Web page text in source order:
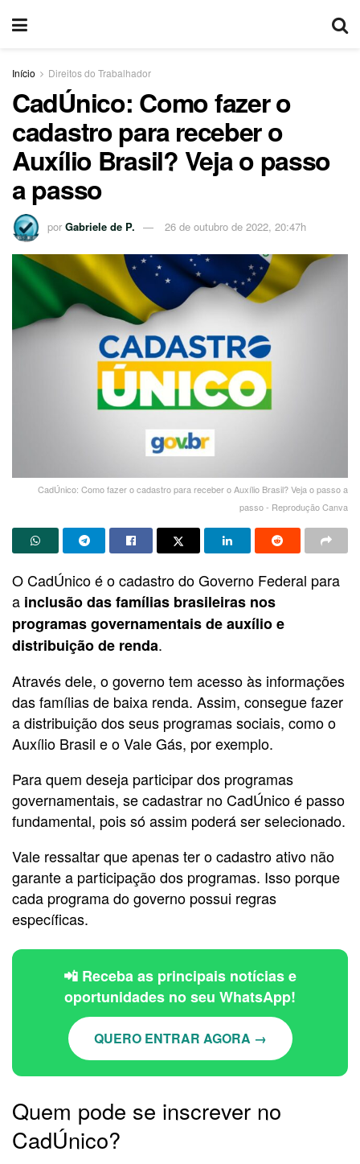
Início Direitos do Trabalhador
CadÚnico: Como fazer o
cadastro para receber o
Auxílio Brasil? Veja o passo
a passo
por Gabriele de P. 26 de outubro de 2022, 20:47h
CadÚnico: Como fazer o cadastro para receber o Auxílio Brasil? Veja o passo a
passo - Reprodução Canva
O CadÚnico é o cadastro do Governo Federal para
a inclusão das famílias brasileiras nos
programas governamentais de auxílio e
distribuição de renda.
Através dele, o governo tem acesso às informações
das famílias de baixa renda. Assim, consegue fazer
a distribuição dos seus programas sociais, como o
Auxílio Brasil e o Vale Gás, por exemplo.
Para quem deseja participar dos programas
governamentais, se cadastrar no CadÚnico é passo
fundamental, pois só assim poderá ser selecionado.
Vale ressaltar que apenas ter o cadastro ativo não
garante a participação dos programas. Isso porque
cada programa do governo possui regras
específicas.
📲 Receba as principais notícias e
oportunidades no seu WhatsApp!
QUERO ENTRAR AGORA →
Quem pode se inscrever no
CadÚnico?